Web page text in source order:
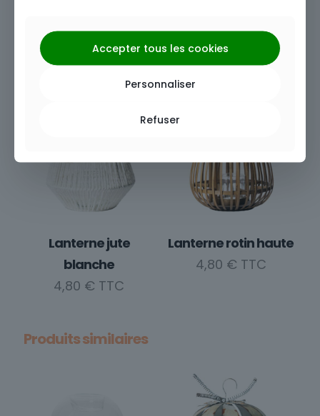
€
blanche
4,80€
Lanterne jute
blanche
4,80 €
Lanterne rotin haute
4,80 €
Produits similaires
Refuser
Personnaliser
Accepter tous les cookies